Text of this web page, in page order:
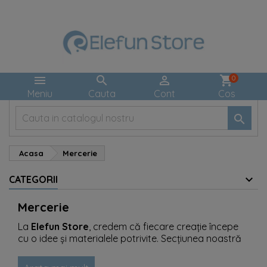

Meniu

Cauta

Cont
shopping_cart
Cos
0

Acasa Mercerie
CATEGORII
Mercerie
La Elefun Store , credem că fiecare creație începe
cu o idee și materialele potrivite. Secțiunea noastră
iubesc arta
bijuteriilor handmade